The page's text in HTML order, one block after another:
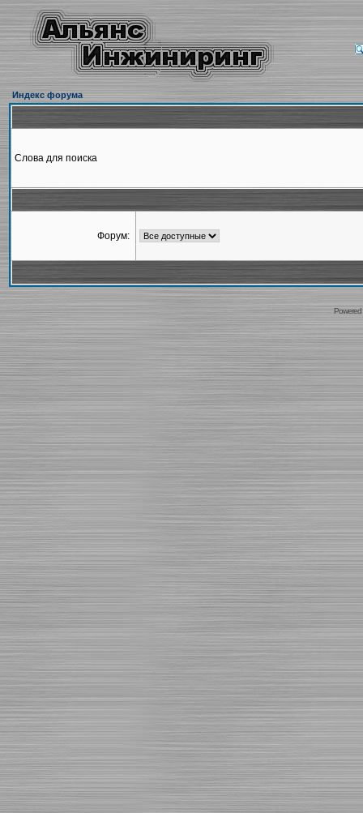
Индекс форума
Слова для поиска
Форум: